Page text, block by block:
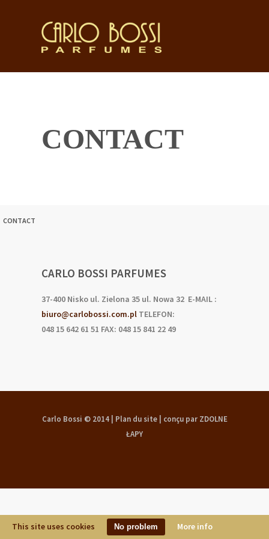
CONTACT
CONTACT
CARLO BOSSI PARFUMES
37-400 Nisko ul. Zielona 35 ul. Nowa 32 E-MAIL :
biuro@carlobossi.com.pl TELEFON:
048 15 642 61 51 FAX: 048 15 841 22 49
Carlo Bossi © 2014 | Plan du site| conçu par ZDOLNE
ŁAPY
This site uses cookies No problem More info